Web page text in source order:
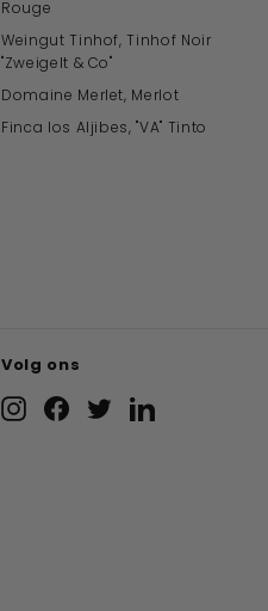
Rouge
Weingut Tinhof, Tinhof Noir
"Zweigelt & Co"
Domaine Merlet, Merlot
Finca los Aljibes, "VA" Tinto
Volg ons
InstagramFacebook
Twitter